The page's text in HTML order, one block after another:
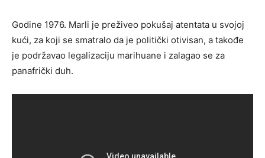
Godine 1976. Marli je preživeo pokušaj atentata u svojoj
kući, za koji se smatralo da je politički otivisan, a takođe
je podržavao legalizaciju marihuane i zalagao se za
panafrički duh.